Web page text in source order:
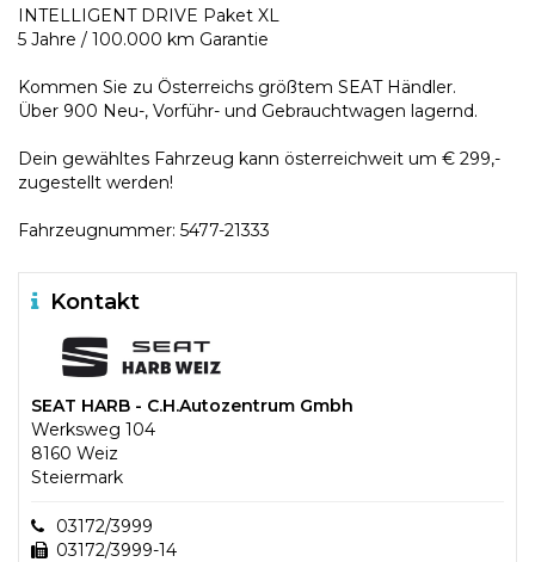
INTELLIGENT DRIVE Paket XL
5 Jahre / 100.000 km Garantie
Kommen Sie zu Österreichs größtem SEAT Händler.
Über 900 Neu-, Vorführ- und Gebrauchtwagen lagernd.
Dein gewähltes Fahrzeug kann österreichweit um € 299,-
zugestellt werden!
Fahrzeugnummer: 5477-21333
Kontakt
SEAT HARB - C.H.Autozentrum Gmbh
Werksweg 104
8160 Weiz
Steiermark
03172/3999
03172/3999-14